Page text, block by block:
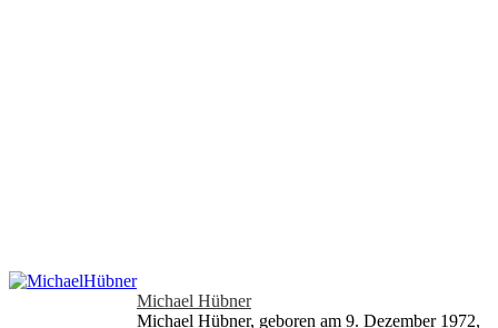
Michael Hübner
Michael Hübner, geboren am 9. Dezember 1972,